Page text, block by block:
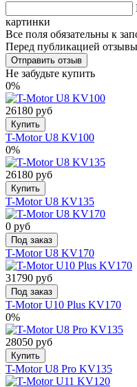
картинки
Все поля обязательны к
Перед публикацией
Не забудьте купить
0%
26180 руб
Купить
T-Motor U8 KV100
0%
26180 руб
Купить
T-Motor U8 KV135
0 руб
Под заказ
T-Motor U8 KV170
31790 руб
Под заказ
T-Motor U10 Plus KV170
0%
28050 руб
Купить
T-Motor U8 Pro KV135